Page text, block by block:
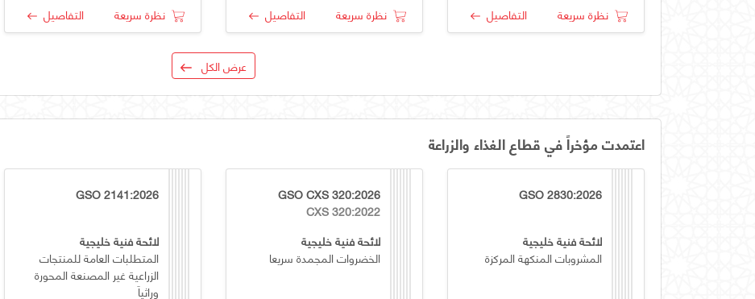
نظرة سريعة التفاصيل نظرة سريعة التفاصيل نظرة سريعة التفاصيل
عرض الكل
اعتمدت مؤخراً في قطاع الغذاء والزراعة
GSO 2830:2026
لائحة فنية خليجية
المشروبات المنكهة المركزة
GSO CXS 320:2026
CXS 320:2022
لائحة فنية خليجية
الخضروات المجمدة سريعا
GSO 2141:2026
لائحة فنية خليجية
المتطلبات العامة للمنتجات
الزراعية غير المصنعة المحورة
وراثياَ